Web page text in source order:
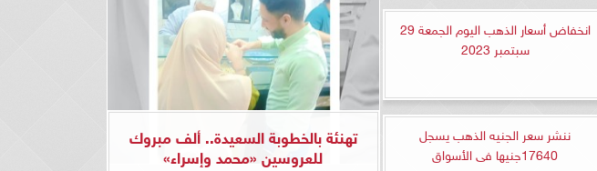
انخفاض أسعار الذهب اليوم الجمعة 29
سبتمبر 2023
ننشر سعر الجنيه الذهب يسجل
17640جنيها فى الأسواق
تهنئة بالخطوبة السعيدة.. ألف مبروك
للعروسين «محمد وإسراء»